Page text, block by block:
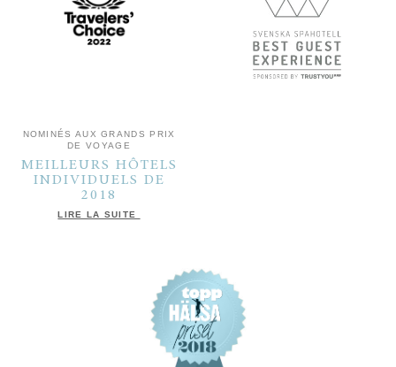
NOMINÉS AUX GRANDS PRIX
DE VOYAGE
MEILLEURS HÔTELS
INDIVIDUELS DE
2018
LIRE LA SUITE